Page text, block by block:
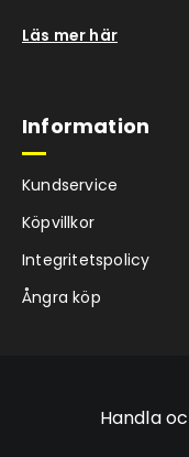
Läs mer här
Information
Kundservice
Köpvillkor
Integritetspolicy
Ångra köp
Handla